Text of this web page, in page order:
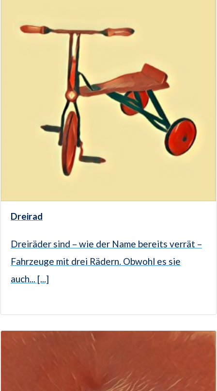
Dreirad
Dreiräder sind – wie der Name bereits verrät –
Fahrzeuge mit drei Rädern. Obwohl es sie
auch... [...]